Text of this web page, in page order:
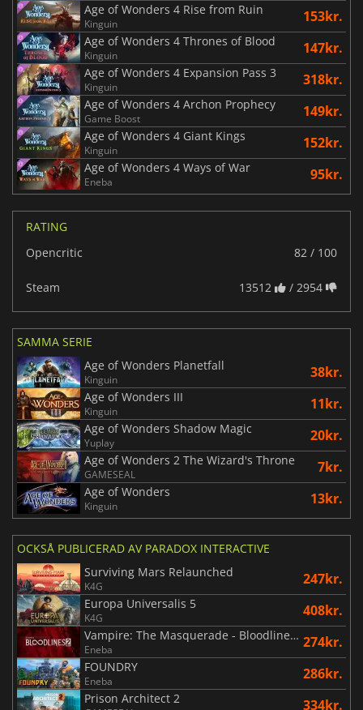
Age of Wonders 4 Rise from Ruin
Kinguin 153kr.
Age of Wonders 4 Thrones of Blood
Kinguin 147kr.
Age of Wonders 4 Expansion Pass 3
Kinguin 318kr.
Age of Wonders 4 Archon Prophecy
Game Boost 149kr.
Age of Wonders 4 Giant Kings
Kinguin 152kr.
Age of Wonders 4 Ways of War
Eneba 95kr.
RATING
Opencritic
82 / 100
Steam 13512 / 2954
SAMMA SERIE
Age of Wonders Planetfall
Kinguin 38kr.
Age of Wonders III
Kinguin 11kr.
Age of Wonders Shadow Magic
Yuplay 20kr.
Age of Wonders 2 The Wizard's Throne
GAMESEAL 7kr.
Age of Wonders
Kinguin 13kr.
OCKSÅ PUBLICERAD AV PARADOX INTERACTIVE
Surviving Mars Relaunched
K4G 247kr.
Europa Universalis 5
K4G 408kr.
Vampire: The Masquerade - Bloodlines 2
Eneba 274kr.
FOUNDRY
Eneba 286kr.
Prison Architect 2 334kr.